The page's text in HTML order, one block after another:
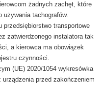
żadnych zachęt, które
używania tachografów.
przedsiębiorstwo transportowe
zatwierdzonego instalatora tak
a kierowca ma obowiązek
czynności.
(UE) 2020/1054 wykresówka
przed zakończeniem